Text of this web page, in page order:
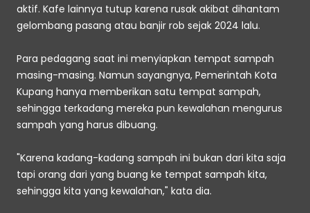
aktif. Kafe lainnya tutup karena rusak akibat dihantam
gelombang pasang atau banjir rob sejak 2024 lalu.
Para pedagang saat ini menyiapkan tempat sampah
masing-masing. Namun sayangnya, Pemerintah Kota
Kupang hanya memberikan satu tempat sampah,
sehingga terkadang mereka pun kewalahan mengurus
sampah yang harus dibuang.
"Karena kadang-kadang sampah ini bukan dari kita saja
tapi orang dari yang buang ke tempat sampah kita,
sehingga kita yang kewalahan," kata dia.